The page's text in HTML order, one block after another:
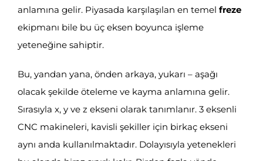
anlamına gelir. Piyasada karşılaşılan en temel freze
ekipmanı bile bu üç eksen boyunca işleme
yeteneğine sahiptir.
Bu, yandan yana, önden arkaya, yukarı – aşağı
olacak şekilde öteleme ve kayma anlamına gelir.
Sırasıyla x, y ve z ekseni olarak tanımlanır. 3 eksenli
CNC makineleri, kavisli şekiller için birkaç ekseni
aynı anda kullanılmaktadır. Dolayısıyla yetenekleri